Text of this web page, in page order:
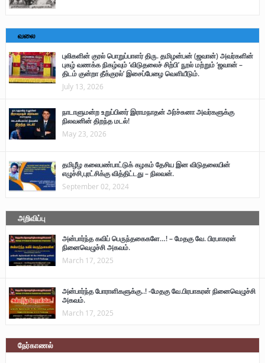
வலை
புலிகளின் குரல் பொறுப்பாளர் திரு. தமிழன்பன் (ஜவான்) அவர்களின்
புகழ் வணக்க நிகழ்வும் ‘விடுதலைச் சிற்பி’ நூல் மற்றும் ‘ஜவான் –
திடம் குன்றா தீக்குரல்’ இசைப்பேழை வெளியீடும்.
July 13, 2026
நாடாளுமன்ற உறுப்பினர் இராமநாதன் அர்ச்சுனா அவர்களுக்கு
நிலவனின் திறந்த மடல்!
May 23, 2026
தமிழீழ கலைபண்பாட்டுக் கழகம் தேசிய இன விடுதலையின்
எழுச்சி,புரட்சிக்கு வித்திட்டது – நிலவன்.
September 02, 2024
அறிவிப்பு
அன்பார்ந்த கவிப் பெருந்தகைகளே…! – மேதகு வே. பிரபாகரன்
நினைவெழுச்சி அகவம்.
March 17, 2025
அன்பார்ந்த போராளிகளுக்கு..! -மேதகு வே.பிரபாகரன் நினைவெழுச்சி
அகவம்.
March 17, 2025
நேர்காணல்